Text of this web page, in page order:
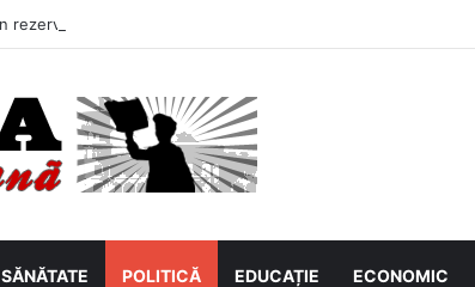
SĂNĂTATE POLITICĂ EDUCAȚIE ECONOMIC